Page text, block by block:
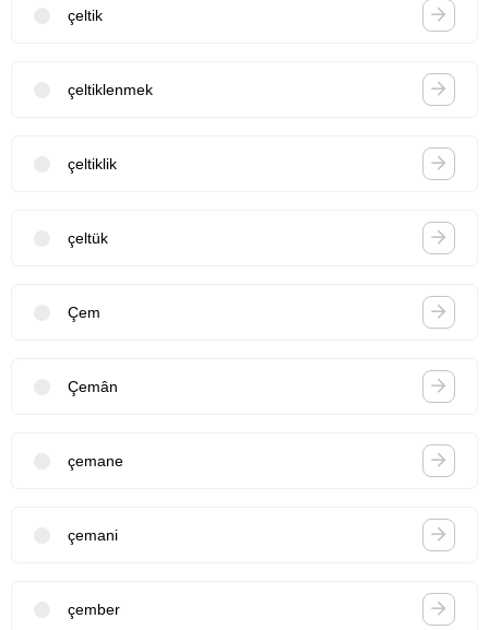
çeltik
çeltiklenmek
çeltiklik
çeltük
Çem
Çemân
çemane
çemani
çember